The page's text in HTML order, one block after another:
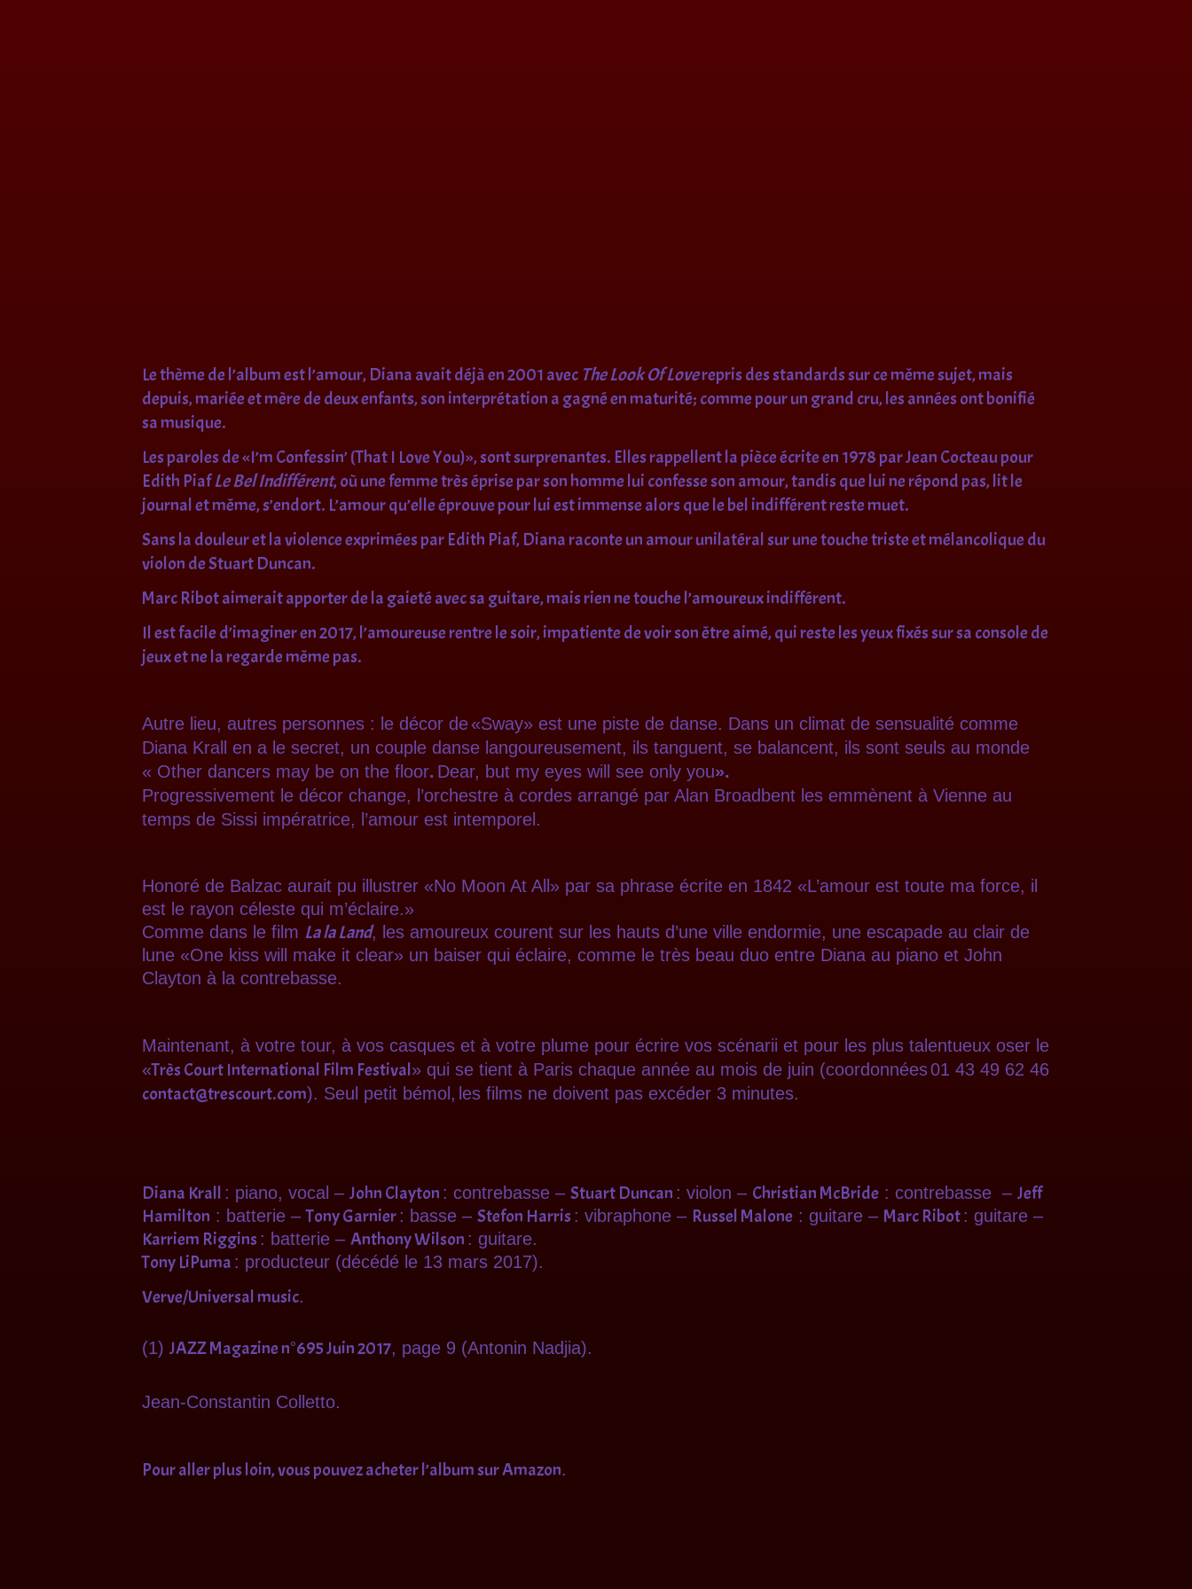
Le thème de l’album est l’amour, Diana avait déjà en 2001 avec The Look Of Loverepris des standards sur ce même sujet, mais
depuis, mariée et mère de deux enfants, son interprétation a gagné en maturité; comme pour un grand cru, les années ont bonifié
sa musique.
Les paroles de «I’m Confessin’ (That I Love You)», sont surprenantes. Elles rappellent la pièce écrite en 1978 par Jean Cocteau pour
Edith PiafLe Bel Indifférent, où une femme très éprise par son homme lui confesse son amour, tandis que lui ne répond pas, lit le
journal et même, s’endort. L’amour qu’elle éprouve pour lui est immense alors que le bel indifférent reste muet.
Sans la douleur et la violence exprimées par Edith Piaf, Diana raconte un amour unilatéral sur une touche triste et mélancolique du
violon de Stuart Duncan.
Marc Ribot aimerait apporter de la gaieté avec sa guitare, mais rien ne touche l’amoureux indifférent.
Il est facile d’imaginer en 2017, l’amoureuse rentre le soir, impatiente de voir son être aimé, qui reste les yeux fixés sur sa console de
jeux et ne la regarde même pas.
Autre lieu, autres personnes : le décor de«Sway» est une piste de danse. Dans un climat de sensualité comme
Diana Krall en a le secret, un couple danse langoureusement, ils tanguent, se balancent, ils sont seuls au monde
« Other dancers may be on the floor. Dear, but my eyes will see only you».
Progressivement le décor change, l’orchestre à cordes arrangé par Alan Broadbent les emmènent à Vienne au
temps de Sissi impératrice, l’amour est intemporel.
Honoré de Balzac aurait pu illustrer «No Moon At All» par sa phrase écrite en 1842 «L’amour est toute ma force, il
est le rayon céleste qui m’éclaire.»
Comme dans le film La la Land, les amoureux courent sur les hauts d’une ville endormie, une escapade au clair de
lune «One kiss will make it clear» un baiser qui éclaire, comme le très beau duo entre Diana au piano et John
Clayton à la contrebasse.
Maintenant, à votre tour, à vos casques et à votre plume pour écrire vos scénarii et pour les plus talentueux oser le
«Très Court International Film Festival» qui se tient à Paris chaque année au mois de juin (coordonnées01 43 49 62 46
contact@trescourt.com). Seul petit bémol, les films ne doivent pas excéder 3 minutes.
Diana Krall : piano, vocal – John Clayton : contrebasse – Stuart Duncan : violon – Christian McBride : contrebasse – Jeff
Hamilton : batterie –Tony Garnier: basse – Stefon Harris: vibraphone – Russel Malone : guitare – Marc Ribot: guitare –
Karriem Riggins: batterie – Anthony Wilson : guitare.
Tony LiPuma : producteur (décédé le 13 mars 2017).
Verve/Universal music.
(1) JAZZ Magazine n°695 Juin 2017, page 9 (Antonin Nadjia).
Jean-Constantin Colletto.
Pour aller plus loin, vous pouvez acheter l’album sur Amazon.